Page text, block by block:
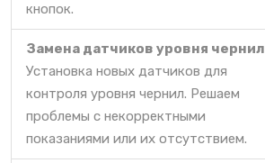
кнопок.
Замена датчиков уровня чернил
Установка новых датчиков для
контроля уровня чернил. Решаем
проблемы с некорректными
показаниями или их отсутствием.